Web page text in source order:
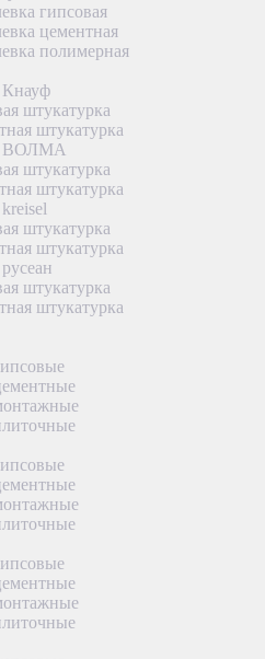
гипсовая
цементная
полимерная
Кнауф
штукатурка
штукатурка
ВОЛМА
штукатурка
штукатурка
штукатурка
штукатурка
штукатурка
штукатурка